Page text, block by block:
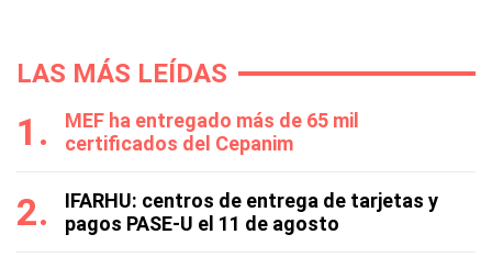
LAS MÁS LEÍDAS
MEF ha entregado más de 65 mil
certificados del Cepanim
IFARHU: centros de entrega de tarjetas y
pagos PASE-U el 11 de agosto